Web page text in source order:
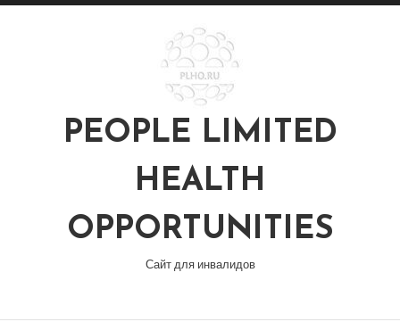
Перейти
PEOPLE LIMITED
HEALTH
OPPORTUNITIES
Сайт для инвалидов